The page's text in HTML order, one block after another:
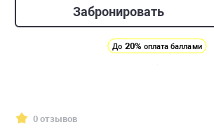
Забронировать
До 20% оплата баллами
0 отзывов